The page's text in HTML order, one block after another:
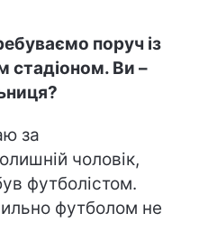
поруч із
стадіоном. Ви –
за
чоловік,
футболістом.
футболом не